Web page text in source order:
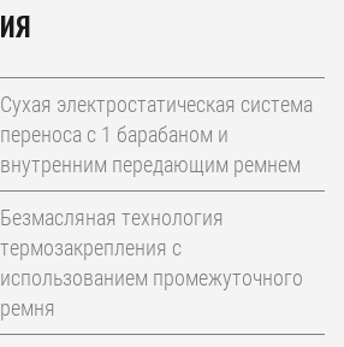
Сухая электростатическая система
переноса с 1 барабаном и
внутренним передающим ремнем
Безмасляная технология
термозакрепления с
использованием промежуточного
ремня